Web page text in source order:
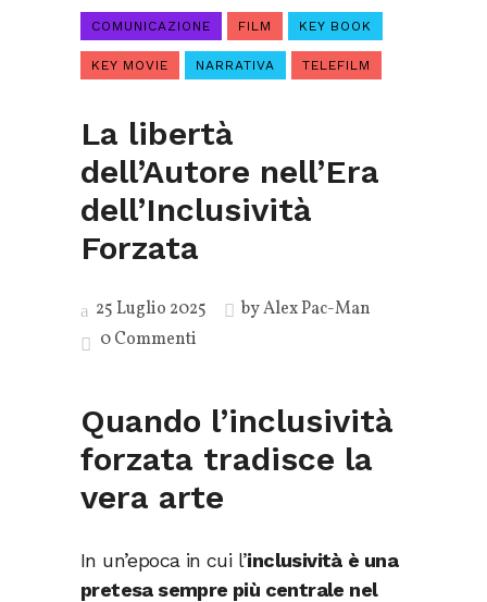
COMUNICAZIONE FILM KEY BOOK
KEY MOVIE NARRATIVA TELEFILM
La libertà
dell’Autore nell’Era
dell’Inclusività
Forzata
25 Luglio 2025 byAlex Pac-Man
0 Commenti
Quando l’inclusività
forzata tradisce la
vera arte
In un’epoca in cui l’inclusività è una
pretesa sempre più centrale nel